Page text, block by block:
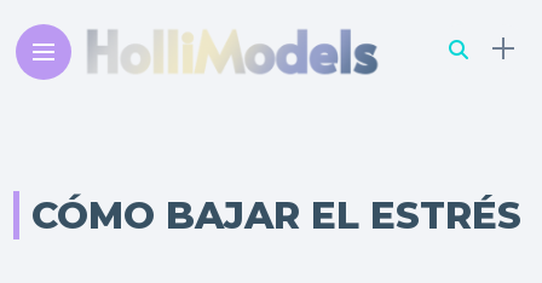
CÓMO BAJAR EL ESTRÉS